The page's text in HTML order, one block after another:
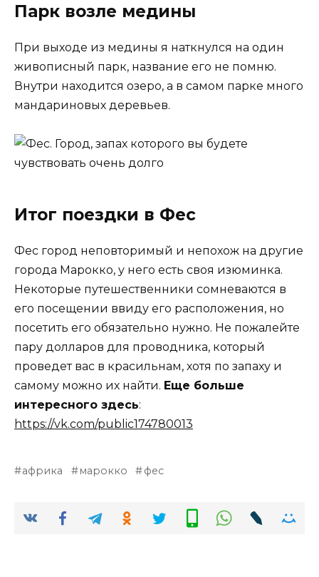
Парк возле медины
При выходе из медины я наткнулся на один
живописный парк, название его не помню.
Внутри находится озеро, а в самом парке много
мандариновых деревьев.
Итог поездки в Фес
Фес город неповторимый и непохож на другие
города Марокко, у него есть своя изюминка.
Некоторые путешественники сомневаются в
его посещении ввиду его расположения, но
посетить его обязательно нужно. Не пожалейте
пару долларов для проводника, который
проведет вас в красильнам, хотя по запаху и
самому можно их найти. Еще больше
интересного здесь:
https://vk.com/public174780013
африка марокко фес